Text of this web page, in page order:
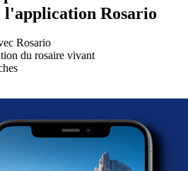
l'application Rosario
Rosario
du rosaire vivant